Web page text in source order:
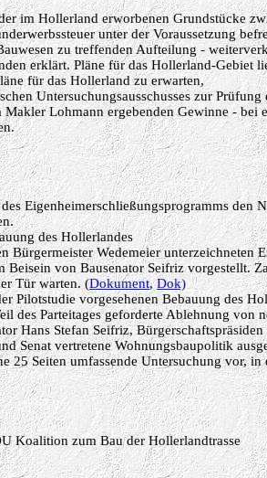
im Hollerland erworbenen Grundstücke
unter der Voraussetzung
zu treffenden Aufteilung -
erklärt. Pläne für das Hollerland-
für das Hollerland zu erwarten,
Untersuchungsausschusses zur
Lohmann ergebenden Gewinne -
Eigenheimerschließungsprogramms
des Hollerlandes
Wedemeier unterzeichneten
von Bausenator Seifriz
Tür warten. (Dokument,Dok)
vorgesehenen Bebauung des
des Parteitages geforderte Ablehnung
Hans Stefan Seifriz, B
Senat vertretene Wohnungsbaupolitik
Seiten umfassende Untersuchung vor,
Koalition zum Bau der Hollerlandtrasse